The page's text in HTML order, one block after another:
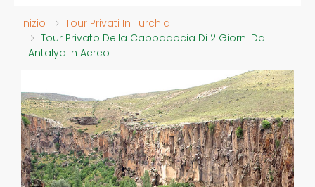
Inizio
Tour Privati In Turchia
Tour Privato Della Cappadocia Di 2 Giorni Da
Antalya In Aereo